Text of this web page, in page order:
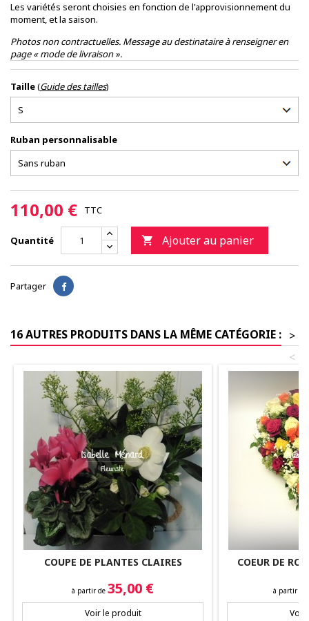
Les variétés seront choisies en fonction de l'approvisionnement du
moment, et la saison.
Photos non contractuelles. Message au destinataire à renseigner en
page « mode de livraison ».
Taille(Guide des tailles)
Ruban personnalisable
110,00 € TTC
Quantité  Ajouter au panier
Partager
16 AUTRES PRODUITS DANS LA MÊME CATÉGORIE : >
<
COUPE DE PLANTES CLAIRES
Prix
à partir de 35,00 €
Voir le produit
COEUR DE
Prix
à partir de
Voir